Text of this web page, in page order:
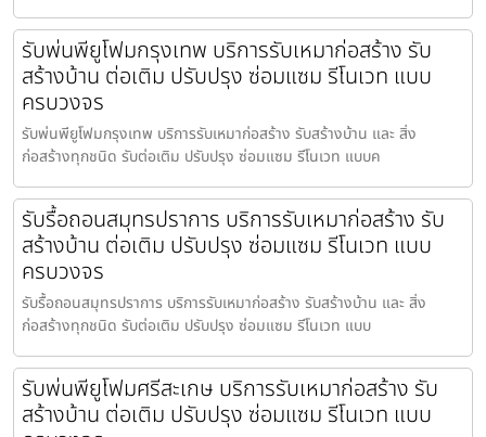
รับพ่นพียูโฟมกรุงเทพ บริการรับเหมาก่อสร้าง รับ
สร้างบ้าน ต่อเติม ปรับปรุง ซ่อมแซม รีโนเวท แบบ
ครบวงจร
รับพ่นพียูโฟมกรุงเทพ บริการรับเหมาก่อสร้าง รับสร้างบ้าน และ สิ่ง
ก่อสร้างทุกชนิด รับต่อเติม ปรับปรุง ซ่อมแซม รีโนเวท แบบค
รับรื้อถอนสมุทรปราการ บริการรับเหมาก่อสร้าง รับ
สร้างบ้าน ต่อเติม ปรับปรุง ซ่อมแซม รีโนเวท แบบ
ครบวงจร
รับรื้อถอนสมุทรปราการ บริการรับเหมาก่อสร้าง รับสร้างบ้าน และ สิ่ง
ก่อสร้างทุกชนิด รับต่อเติม ปรับปรุง ซ่อมแซม รีโนเวท แบบ
รับพ่นพียูโฟมศรีสะเกษ บริการรับเหมาก่อสร้าง รับ
สร้างบ้าน ต่อเติม ปรับปรุง ซ่อมแซม รีโนเวท แบบ